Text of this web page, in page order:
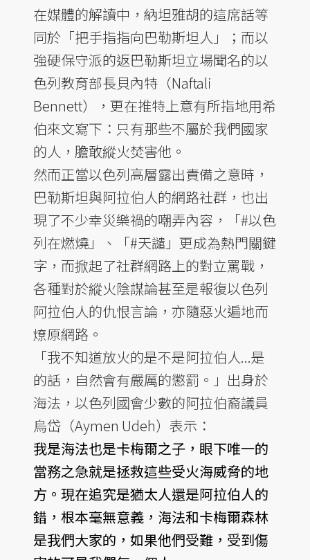
在媒體的解讀中，納坦雅胡的這席話等
同於「把手指指向巴勒斯坦人」；而以
強硬保守派的返巴勒斯坦立場聞名的以
色列教育部長貝內特（Naftali
Bennett），更在推特上意有所指地用希
伯來文寫下：只有那些不屬於我們國家
的人，膽敢縱火焚害他。
然而正當以色列高層露出責備之意時，
巴勒斯坦與阿拉伯人的網路社群，也出
現了不少幸災樂禍的嘲弄內容，「#以色
列在燃燒」、「#天譴」更成為熱門關鍵
字，而掀起了社群網路上的對立罵戰，
各種對於縱火陰謀論甚至是報復以色列
阿拉伯人的仇恨言論，亦隨惡火遍地而
燎原網路。
「我不知道放火的是不是阿拉伯人...是
的話，自然會有嚴厲的懲罰。」出身於
海法，以色列國會少數的阿拉伯裔議員
烏岱（Aymen Udeh）表示：
我是海法也是卡梅爾之子，眼下唯一的
當務之急就是拯救這些受火海威脅的地
方。現在追究是猶太人還是阿拉伯人的
錯，根本毫無意義，海法和卡梅爾森林
是我們大家的，如果他們受難，受到傷